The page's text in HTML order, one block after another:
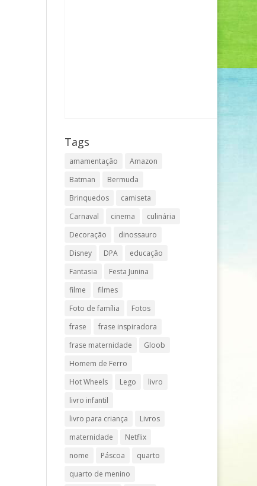
Tags
amamentação
Amazon
Batman
Bermuda
Brinquedos
camiseta
Carnaval
cinema
culinária
Decoração
dinossauro
Disney
DPA
educação
Fantasia
Festa Junina
filme
filmes
Foto de família
Fotos
frase
frase inspiradora
frase maternidade
Gloob
Homem de Ferro
Hot Wheels
Lego
livro
livro infantil
livro para criança
Livros
maternidade
Netflix
nome
Páscoa
quarto
quarto de menino